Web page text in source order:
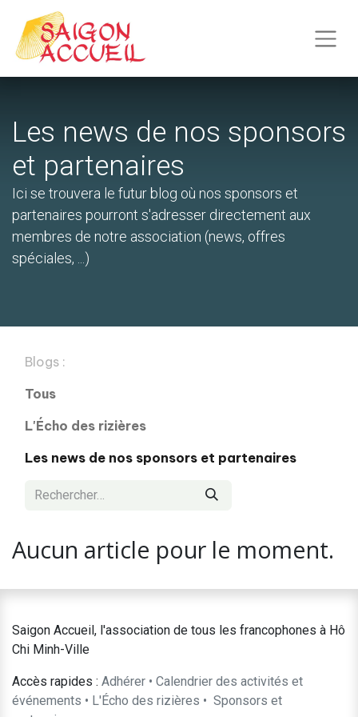
Les news de nos sponsors
et partenaires
Ici se trouvera le futur blog où nos sponsors et
partenaires pourront s'adresser directement aux
membres de notre association (news, offres
spéciales, ...)
Blogs :
Tous
​L'Écho des rizières
Les news de nos sponsors et partenaires
Aucun article pour le moment.
Saigon Accueil, l'association de tous les francophones à Hô
Chi Minh-Ville
Accès rapides : Adhérer • Calendrier des activités et
événements • L'Écho des rizières • ​Sponsors et